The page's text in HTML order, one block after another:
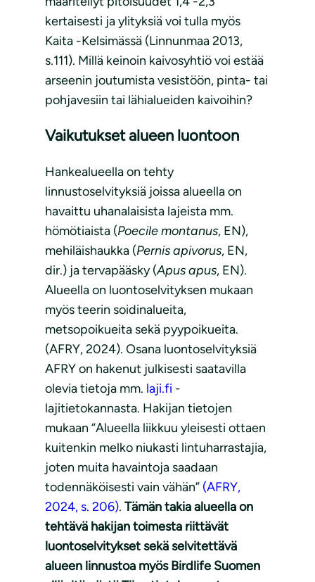
kertaisesti ja ylityksiä voi tulla myös
Kaita -Kelsimässä (Linnunmaa 2013,
s.111). Millä keinoin kaivosyhtiö voi estää
arseenin joutumista vesistöön, pinta- tai
pohjavesiin tai lähialueiden kaivoihin?
Vaikutukset alueen luontoon
Hankealueella on tehty
linnustoselvityksiä joissa alueella on
havaittu uhanalaisista lajeista mm.
hömötiaista (Poecile montanus, EN),
mehiläishaukka (Pernis apivorus, EN,
dir.) ja tervapääsky (Apus apus, EN).
Alueella on luontoselvityksen mukaan
myös teerin soidinalueita,
metsopoikueita sekä pyypoikueita.
(AFRY, 2024). Osana luontoselvityksiä
AFRY on hakenut julkisesti saatavilla
olevia tietoja mm. laji.fi -
lajitietokannasta. Hakijan tietojen
mukaan “Alueella liikkuu yleisesti ottaen
kuitenkin melko niukasti lintuharrastajia,
joten muita havaintoja saadaan
todennäköisesti vain vähän” (AFRY,
2024, s. 206). Tämän takia alueella on
tehtävä hakijan toimesta riittävät
luontoselvitykset sekä selvitettävä
alueen linnustoa myös Birdlife Suomen